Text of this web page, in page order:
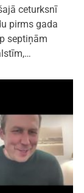
ceturksnī
pirms gada
septiņām